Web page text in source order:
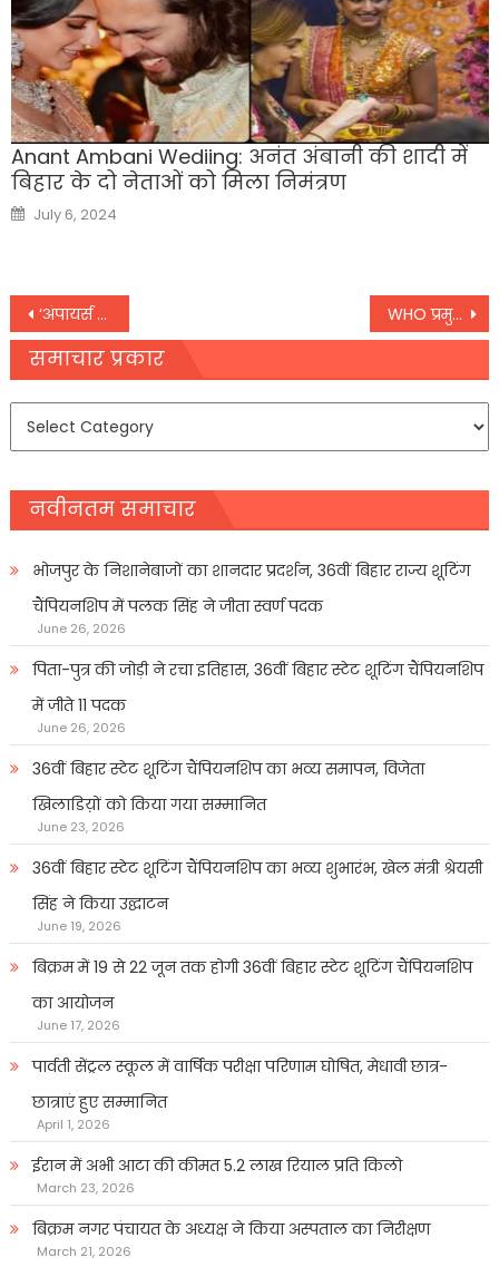
Anant Ambani Wediing: अनंत अंबानी की शादी में
बिहार के दो नेताओं को मिला निमंत्रण
Posted
on
July 6, 2024
Post
navigation
‘अंपायर्स कॉल’ के लिए आया ICC का फरमान, इन तीन नियमों में बदलाव WHO प्रमुख डॉक्‍टर टैड्रोस ने क्‍यों की अंतरराष्‍ट्रीय संधि की वकालत,
समाचार प्रकार
नवीनतम समाचार
भोजपुर के निशानेबाजों का शानदार प्रदर्शन, 36वीं बिहार राज्य शूटिंग
चैंपियनशिप में पलक सिंह ने जीता स्वर्ण पदक
June 26, 2026
पिता-पुत्र की जोड़ी ने रचा इतिहास, 36वीं बिहार स्टेट शूटिंग चैंपियनशिप
में जीते 11 पदक
June 26, 2026
36वीं बिहार स्टेट शूटिंग चैंपियनशिप का भव्य समापन, विजेता
खिलाडिय़ों को किया गया सम्मानित
June 23, 2026
36वीं बिहार स्टेट शूटिंग चैंपियनशिप का भव्य शुभारंभ, खेल मंत्री श्रेयसी
सिंह ने किया उद्घाटन
June 19, 2026
बिक्रम में 19 से 22 जून तक होगी 36वीं बिहार स्टेट शूटिंग चैंपियनशिप
का आयोजन
June 17, 2026
पार्वती सेंट्रल स्कूल में वार्षिक परीक्षा परिणाम घोषित, मेधावी छात्र-
छात्राएं हुए सम्मानित
April 1, 2026
ईरान में अभी आटा की कीमत 5.2 लाख रियाल प्रति किलो
March 23, 2026
बिक्रम नगर पंचायत के अध्यक्ष ने किया अस्पताल का निरीक्षण
March 21, 2026